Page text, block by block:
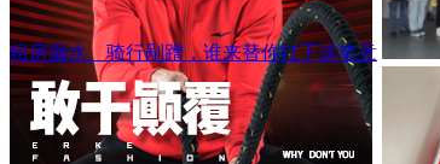
租房漏水、骑行剐蹭，谁来替你扛下这笔意